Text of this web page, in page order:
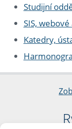
Studijní
SIS,
Katedry,